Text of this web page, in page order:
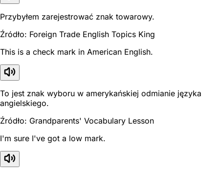
Przybyłem zarejestrować znak towarowy.
Źródło: Foreign Trade English Topics King
This is a check mark in American English.
To jest znak wyboru w amerykańskiej odmianie języka
angielskiego.
Źródło: Grandparents' Vocabulary Lesson
I'm sure I've got a low mark.